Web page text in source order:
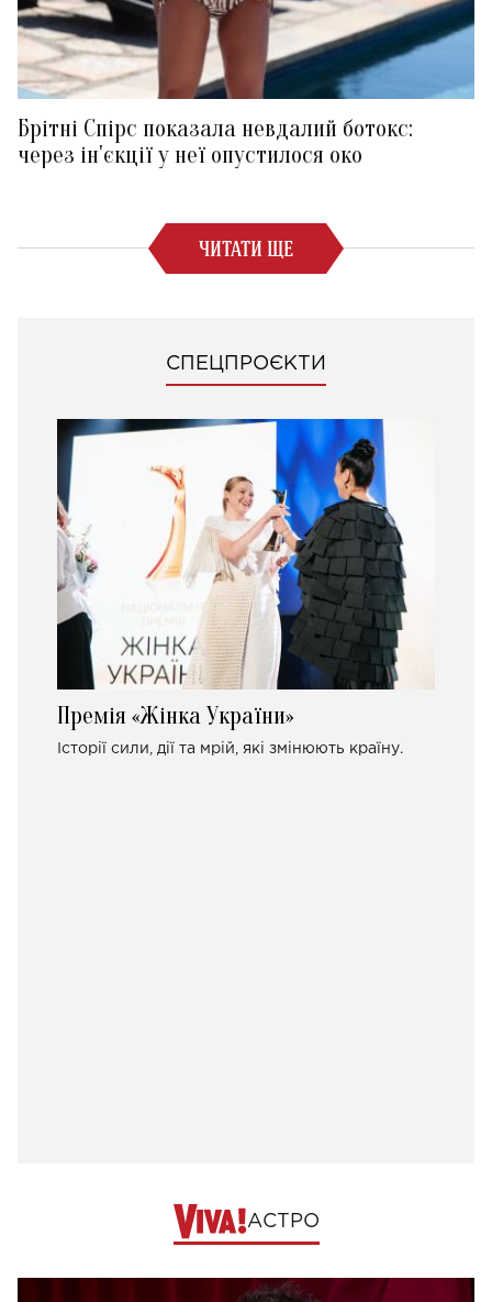
Брітні Спірс показала невдалий ботокс:
через ін'єкції у неї опустилося око
ЧИТАТИ ЩЕ
СПЕЦПРОЄКТИ
Премія «Жінка України»
Історії сили, дії та мрій, які змінюють країну.
АСТРО